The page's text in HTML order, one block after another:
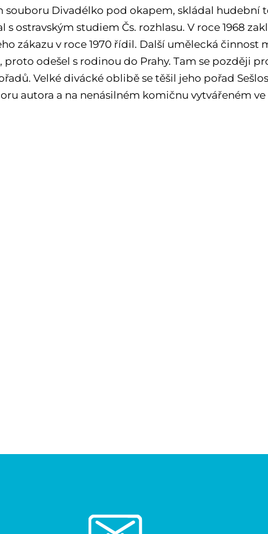
souboru Divadélko pod okapem, skládal hudební
s ostravským studiem Čs. rozhlasu. V roce 1968
zákazu v roce 1970 řídil. Další umělecká
proto odešel s rodinou do Prahy. Tam se později
Velké divácké oblibě se těšil jeho pořad
autora a na nenásilném komičnu vytvářeném